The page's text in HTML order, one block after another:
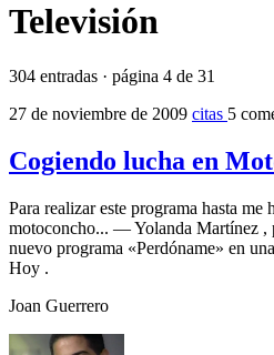
Televisión
304 entradas · página 4 de 31
27 de noviembre de 2009 citas 5
Cogiendo lucha en
Para realizar este programa hasta me
motoconcho... — Yolanda Martínez ,
nuevo programa «Perdóname» en
Hoy .
Joan Guerrero